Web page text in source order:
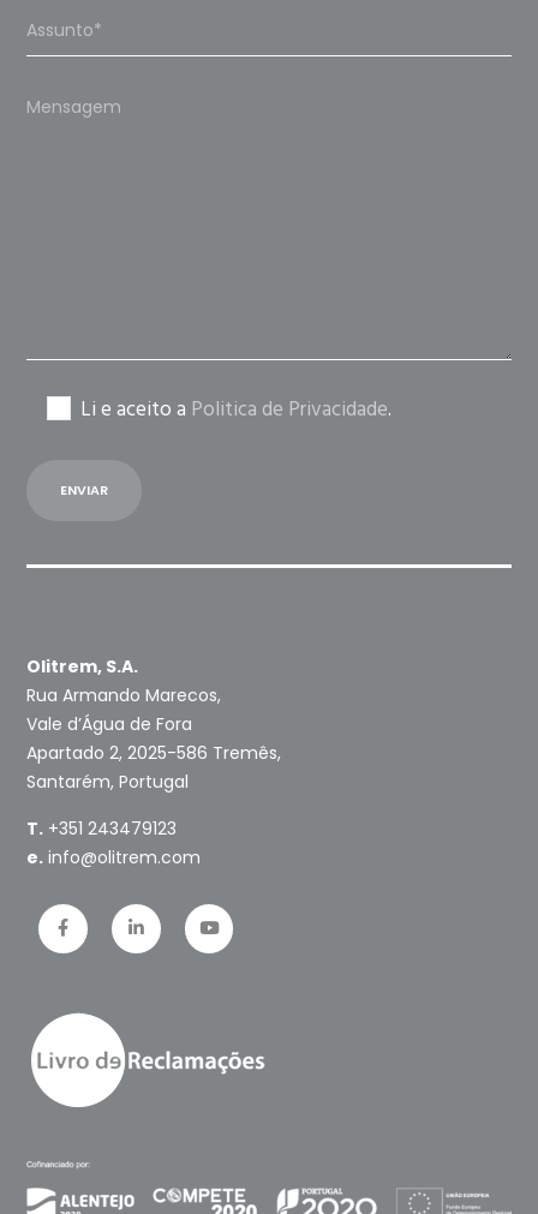
Please
Li e aceito a Politica de Privacidade.
Olitrem, S.A.
Rua Armando Marecos,
Vale d’Água de Fora
Apartado 2, 2025-586 Tremês,
Santarém, Portugal
T. +351 243479123
e. info@olitrem.com